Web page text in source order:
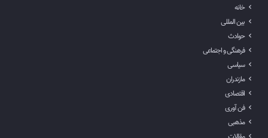
خانه
بین المللی
حوادث
فرهنگی و اجتماعی
سیاسی
مازندران
اقتصادی
فن آوری
مذهبی